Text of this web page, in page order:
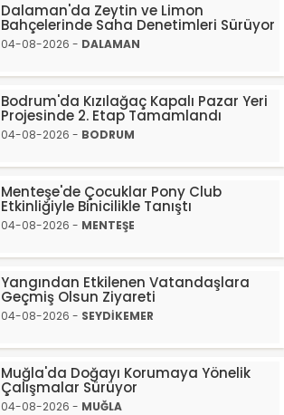
Dalaman'da Zeytin ve Limon
Bahçelerinde Saha Denetimleri Sürüyor
04-08-2026 - DALAMAN
Bodrum'da Kızılağaç Kapalı Pazar Yeri
Projesinde 2. Etap Tamamlandı
04-08-2026 - BODRUM
Menteşe'de Çocuklar Pony Club
Etkinliğiyle Binicilikle Tanıştı
04-08-2026 - MENTEŞE
Yangından Etkilenen Vatandaşlara
Geçmiş Olsun Ziyareti
04-08-2026 - SEYDİKEMER
Muğla'da Doğayı Korumaya Yönelik
Çalışmalar Sürüyor
04-08-2026 - MUĞLA